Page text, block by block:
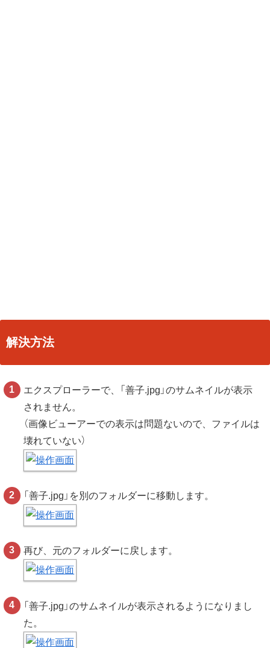
解決方法
エクスプローラーで、「善子.jpg」のサムネイルが表示
されません。
（画像ビューアーでの表示は問題ないので、ファイルは
壊れていない）
「善子.jpg」を別のフォルダーに移動します。
再び、元のフォルダーに戻します。
「善子.jpg」のサムネイルが表示されるようになりまし
た。